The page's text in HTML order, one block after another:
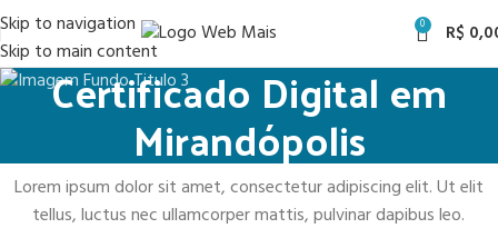
Skip to navigation
Skip to main content
0 R$
Certificado Digital em
Mirandópolis
Lorem ipsum dolor sit amet, consectetur adipiscing elit. Ut elit
tellus, luctus nec ullamcorper mattis, pulvinar dapibus leo.